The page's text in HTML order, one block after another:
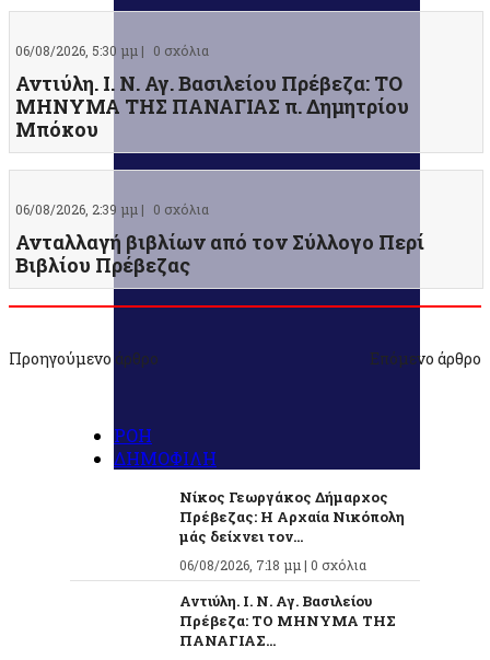
06/08/2026, 5:30 μμ | 0 σχόλια
Αντιύλη. Ι. Ν. Αγ. Βασιλείου Πρέβεζα: ΤΟ
ΜΗΝΥΜΑ ΤΗΣ ΠΑΝΑΓΙΑΣ π. Δημητρίου
Μπόκου
06/08/2026, 2:39 μμ | 0 σχόλια
Ανταλλαγή βιβλίων από τον Σύλλογο Περί
Βιβλίου Πρέβεζας
Προηγούμενο άρθρο Επόμενο άρθρο
ΡΟΗ
ΔΗΜΟΦΙΛΗ
Νίκος Γεωργάκος Δήμαρχος
Πρέβεζας: Η Αρχαία Νικόπολη
μάς δείχνει τον...
06/08/2026, 7:18 μμ | 0 σχόλια
Αντιύλη. Ι. Ν. Αγ. Βασιλείου
Πρέβεζα: ΤΟ ΜΗΝΥΜΑ ΤΗΣ
ΠΑΝΑΓΙΑΣ...